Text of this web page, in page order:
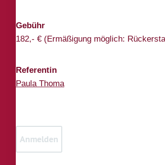
Gebühr
182,- € (Ermäßigung möglich:
Referentin
Paula Thoma